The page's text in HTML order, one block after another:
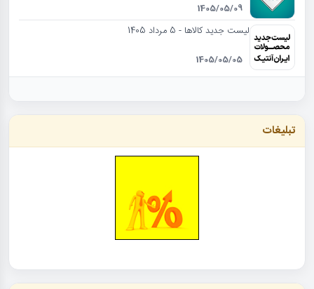
1405/05/09
لیست جدید کالاها - 5 مرداد 1405
1405/05/05
تبلیغات